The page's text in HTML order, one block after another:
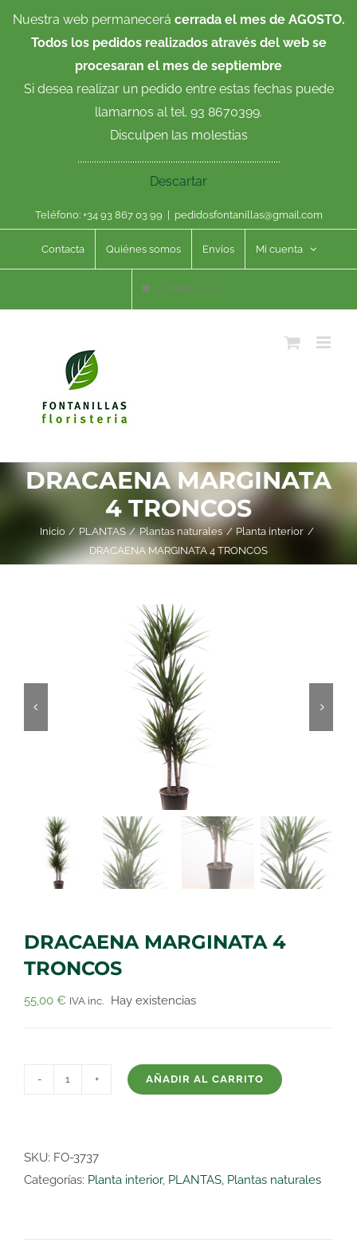
Nuestra web permanecerá cerrada el mes de AGOSTO.
Todos los pedidos realizados através del web se
procesaran el mes de septiembre
Si desea realizar un pedido entre estas fechas puede
llamarnos al tel. 93 8670399.
Disculpen las molestias
.....................................................................................
Descartar
Teléfono: +34 93 867 03 99 pedidosfontanillas@gmail.com
Contacta Quiénes somos Envíos Mi cuenta
CARRITO
DRACAENA MARGINATA
4 TRONCOS
Inicio PLANTAS Plantas naturales
Planta interior
DRACAENA MARGINATA 4 TRONCOS
DRACAENA MARGINATA 4
TRONCOS
55,00 € IVA inc. Hay existencias
DRACAENA
TRONCOS
cantidad
AÑADIR AL CARRITO
SKU: FO-3737
Categorías: Planta interior, PLANTAS Plantas naturales